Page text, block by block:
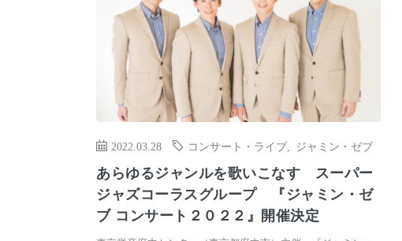
2022.03.28 コンサート・ライブ ジャミン・ゼブ
あらゆるジャンルを歌いこなす スーパー
ジャズコーラスグループ 『ジャミン・ゼ
ブ コンサート２０２２』開催決定